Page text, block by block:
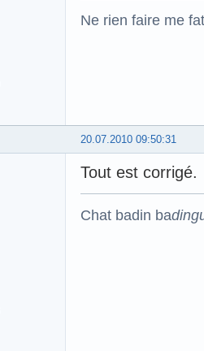
Ne rien faire me
20.07.2010 09:50:31
Tout est corrigé.
Chat badin ba